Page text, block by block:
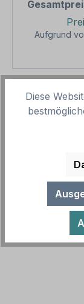
Aufgrund
1
Sicherheit
vier
Diese